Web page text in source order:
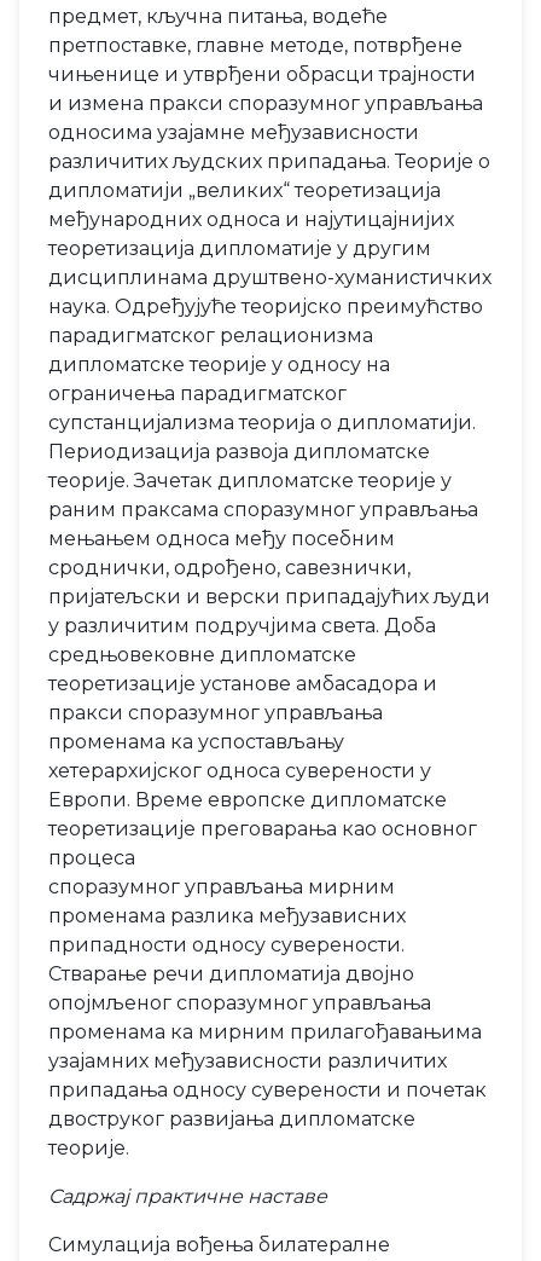
предмет, кључна питања, водеће
претпоставке, главне методе, потврђене
чињенице и утврђени обрасци трајности
и измена пракси споразумног управљања
односима узајамне међузависности
различитих људских припадања. Теорије о
дипломатији „великих“ теоретизација
међународних односа и најутицајнијих
теоретизација дипломатије у другим
дисциплинама друштвено-хуманистичких
наука. Одређујуће теоријско преимућство
парадигматског релационизма
дипломатске теорије у односу на
ограничења парадигматског
супстанцијализма теорија о дипломатији.
Периодизација развоја дипломатске
теорије. Зачетак дипломатске теорије у
раним праксама споразумног управљања
мењањем односа међу посебним
сроднички, одрођено, савезнички,
пријатељски и верски припадајућих људи
у различитим подручјима света. Доба
средњовековне дипломатске
теоретизације установе амбасадора и
пракси споразумног управљања
променама ка успостављању
хетерархијског односа суверености у
Европи. Време европске дипломатске
теоретизације преговарања као основног
процеса
споразумног управљања мирним
променама разлика међузависних
припадности односу суверености.
Стварање речи дипломатија двојно
опојмљеног споразумног управљања
променама ка мирним прилагођавањима
узајамних међузависности различитих
припадања односу суверености и почетак
двоструког развијања дипломатске
теорије.
Садржај практичне наставе
Симулација вођења билатералне